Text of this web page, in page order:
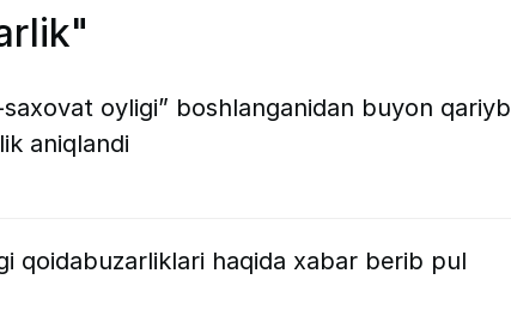
oyligi” boshlanganidan buyon qariyb
aniqlandi
qoidabuzarliklari haqida xabar berib pul